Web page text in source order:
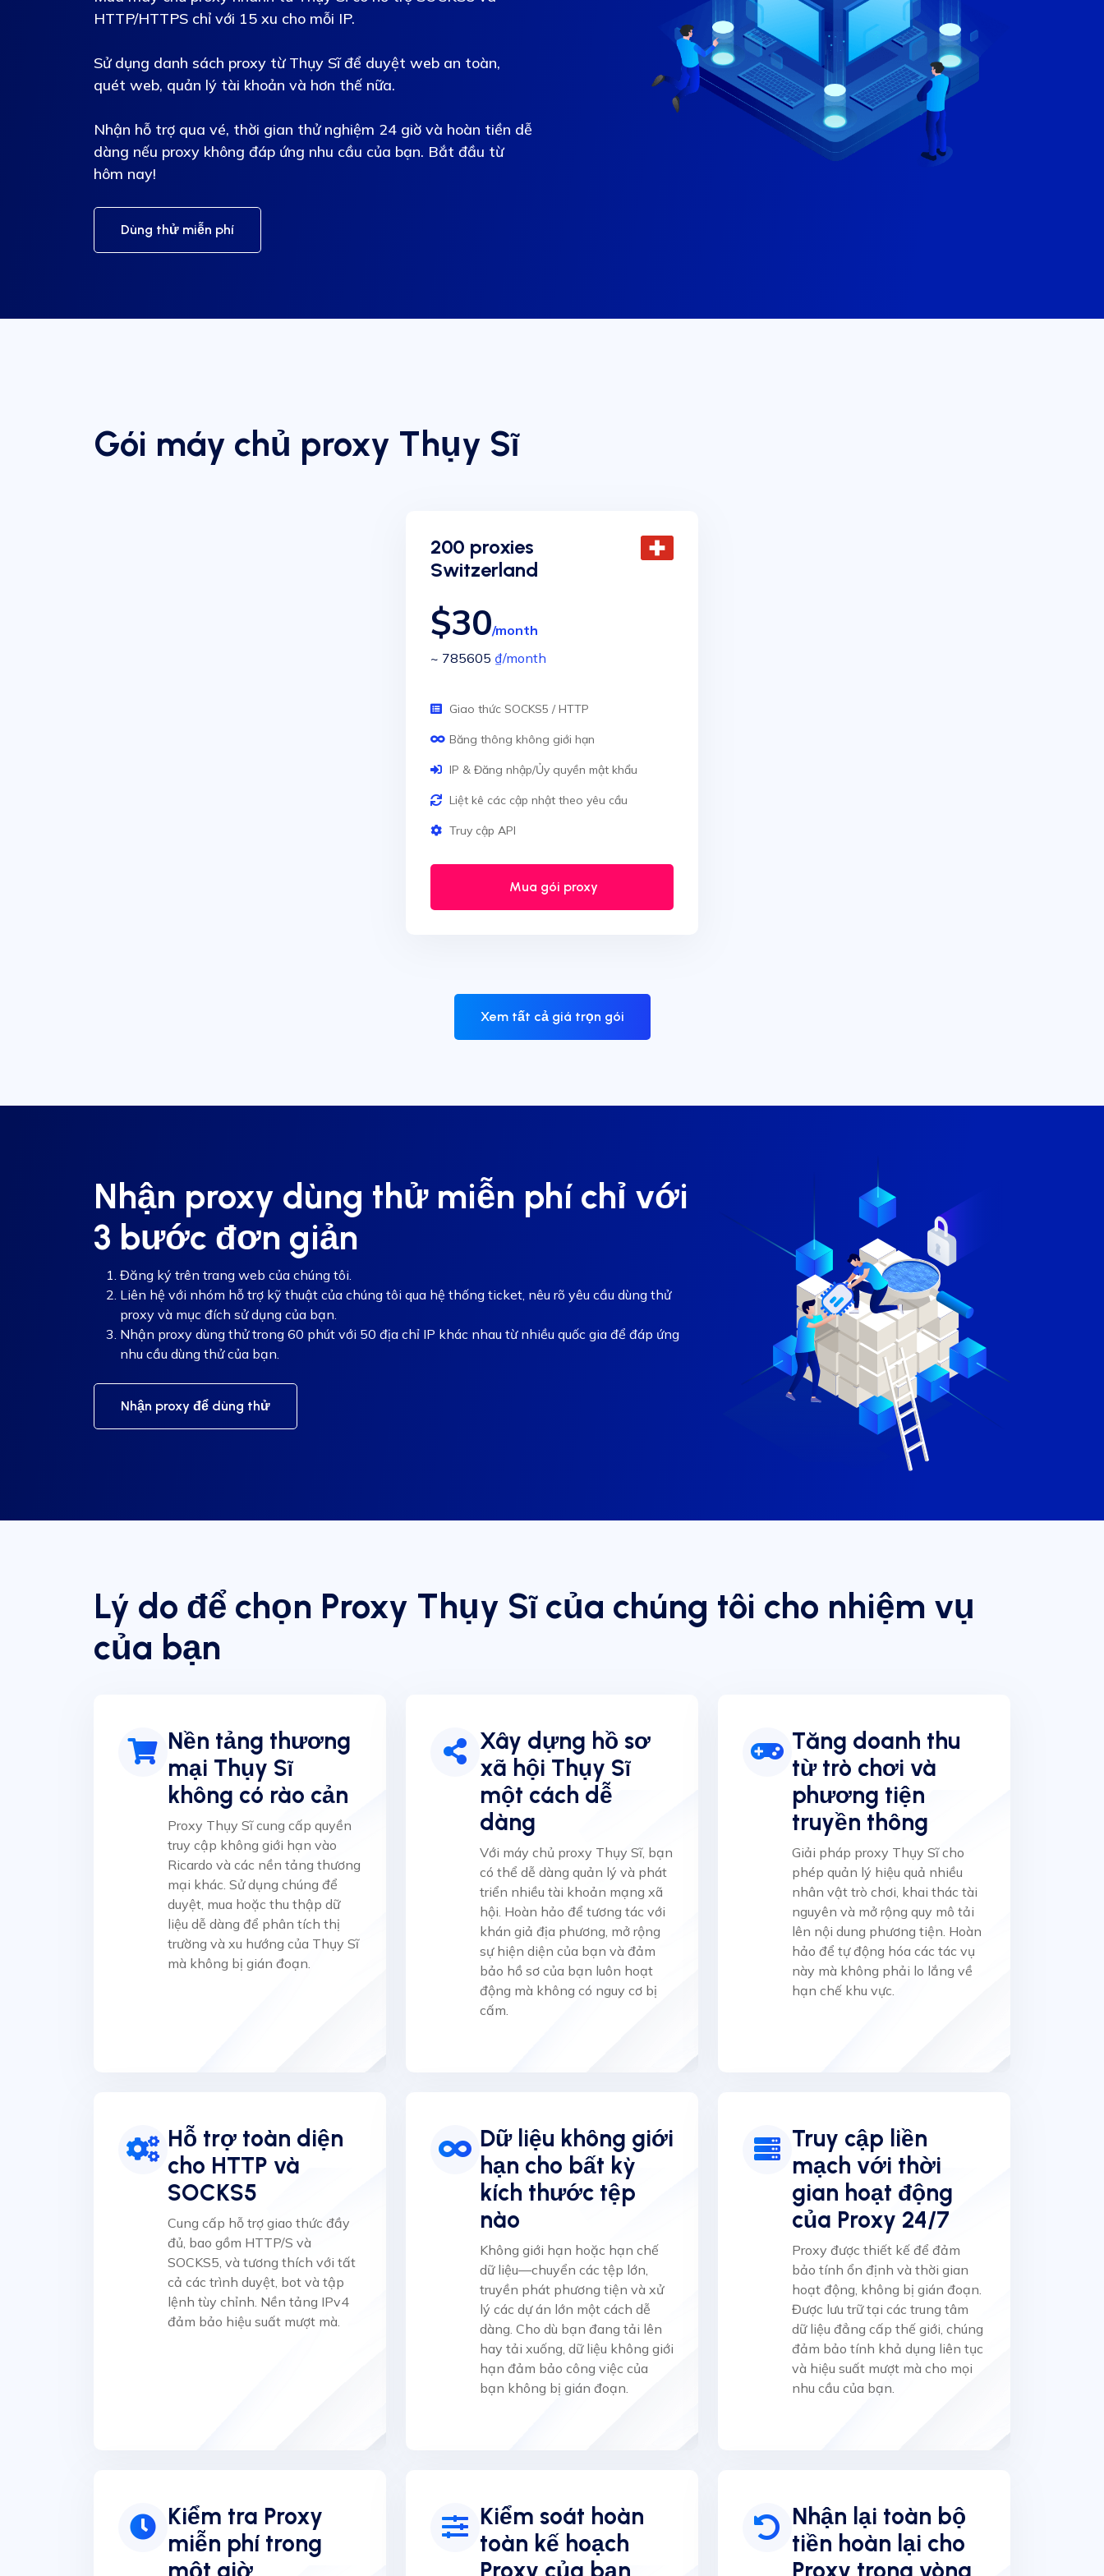
HTTP/HTTPS chỉ với 15 xu cho mỗi IP.
Sử dụng danh sách proxy từ Thụy Sĩ để duyệt web an toàn,
quét web, quản lý tài khoản và hơn thế nữa.
Nhận hỗ trợ qua vé, thời gian thử nghiệm 24 giờ và hoàn tiền dễ
dàng nếu proxy không đáp ứng nhu cầu của bạn. Bắt đầu từ
hôm nay!
Dùng thử miễn phí
Gói máy chủ proxy Thụy Sĩ
200 proxies
Switzerland
$30/month
~ 785605 ₫/month
Giao thức SOCKS5 / HTTP
Băng thông không giới hạn
IP & Đăng nhập/Ủy quyền mật khẩu
Liệt kê các cập nhật theo yêu cầu
Truy cập API
Mua gói proxy
Xem tất cả giá trọn gói
Nhận proxy dùng thử miễn phí chỉ với
3 bước đơn giản
Đăng ký trên trang web của chúng tôi.
Liên hệ với nhóm hỗ trợ kỹ thuật của chúng tôi qua hệ thống ticket, nêu rõ yêu cầu dùng thử
proxy và mục đích sử dụng của bạn.
Nhận proxy dùng thử trong 60 phút với 50 địa chỉ IP khác nhau từ nhiều quốc gia để đáp ứng
nhu cầu dùng thử của bạn.
Nhận proxy để dùng thử
Lý do để chọn Proxy Thụy Sĩ của chúng tôi cho nhiệm vụ
của bạn
Nền tảng thương
mại Thụy Sĩ
không có rào cản
Proxy Thụy Sĩ cung cấp quyền
truy cập không giới hạn vào
Ricardo và các nền tảng thương
mại khác. Sử dụng chúng để
duyệt, mua hoặc thu thập dữ
liệu dễ dàng để phân tích thị
trường và xu hướng của Thụy Sĩ
mà không bị gián đoạn.
Xây dựng hồ sơ
xã hội Thụy Sĩ
một cách dễ
dàng
Với máy chủ proxy Thụy Sĩ, bạn
có thể dễ dàng quản lý và phát
triển nhiều tài khoản mạng xã
hội. Hoàn hảo để tương tác với
khán giả địa phương, mở rộng
sự hiện diện của bạn và đảm
bảo hồ sơ của bạn luôn hoạt
động mà không có nguy cơ bị
cấm.
Tăng doanh thu
từ trò chơi và
phương tiện
truyền thông
Giải pháp proxy Thụy Sĩ cho
phép quản lý hiệu quả nhiều
nhân vật trò chơi, khai thác tài
nguyên và mở rộng quy mô tải
lên nội dung phương tiện. Hoàn
hảo để tự động hóa các tác vụ
này mà không phải lo lắng về
hạn chế khu vực.
Hỗ trợ toàn diện
cho HTTP và
SOCKS5
Cung cấp hỗ trợ giao thức đầy
đủ, bao gồm HTTP/S và
SOCKS5, và tương thích với tất
cả các trình duyệt, bot và tập
lệnh tùy chỉnh. Nền tảng IPv4
đảm bảo hiệu suất mượt mà.
Dữ liệu không giới
hạn cho bất kỳ
kích thước tệp
nào
Không giới hạn hoặc hạn chế
dữ liệu—chuyển các tệp lớn,
truyền phát phương tiện và xử
lý các dự án lớn một cách dễ
dàng. Cho dù bạn đang tải lên
hay tải xuống, dữ liệu không giới
hạn đảm bảo công việc của
bạn không bị gián đoạn.
Truy cập liền
mạch với thời
gian hoạt động
của Proxy 24/7
Proxy được thiết kế để đảm
bảo tính ổn định và thời gian
hoạt động, không bị gián đoạn.
Được lưu trữ tại các trung tâm
dữ liệu đẳng cấp thế giới, chúng
đảm bảo tính khả dụng liên tục
và hiệu suất mượt mà cho mọi
nhu cầu của bạn.
Kiểm tra Proxy
miễn phí trong
một giờ
Kiểm soát hoàn
toàn kế hoạch
Proxy của bạn
Nhận lại toàn bộ
tiền hoàn lại cho
Proxy trong vòng